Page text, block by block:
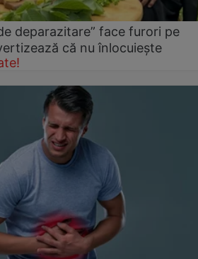
deparazitare” face furori pe
că nu înlocuiește